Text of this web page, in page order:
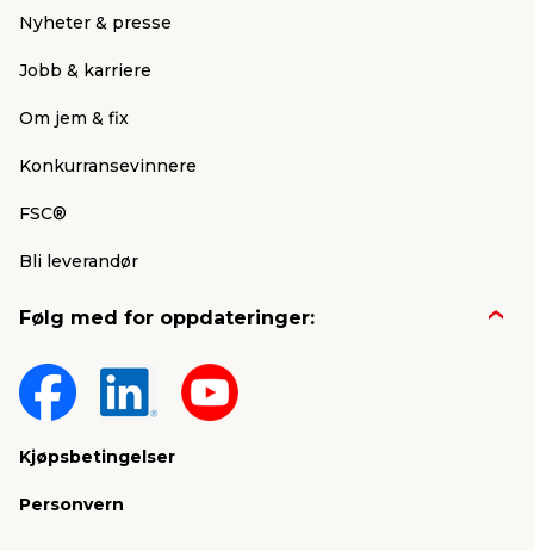
Nyheter & presse
Jobb & karriere
Om jem & fix
Konkurransevinnere
FSC®
Bli leverandør
Følg med for oppdateringer:
Kjøpsbetingelser
Personvern